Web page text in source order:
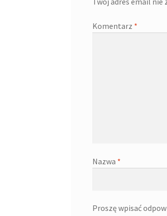
Komentarz *
Nazwa *
Proszę wpisać